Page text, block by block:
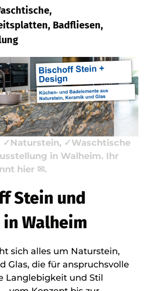
Badfliesen,
über Naturstein in Walheim
Stein + Design als auch
Waschtische,
Bischoff
Ihr Steinmetz &
✓Küchenarbeitsplatte,
✓Naturstein, ✓Waschtische
in Walheim. Ihr
hier ✉.
Stein und
in Walheim
sich alles um Naturstein,
Glas, die für anspruchsvolle
Langlebigkeit und Stil